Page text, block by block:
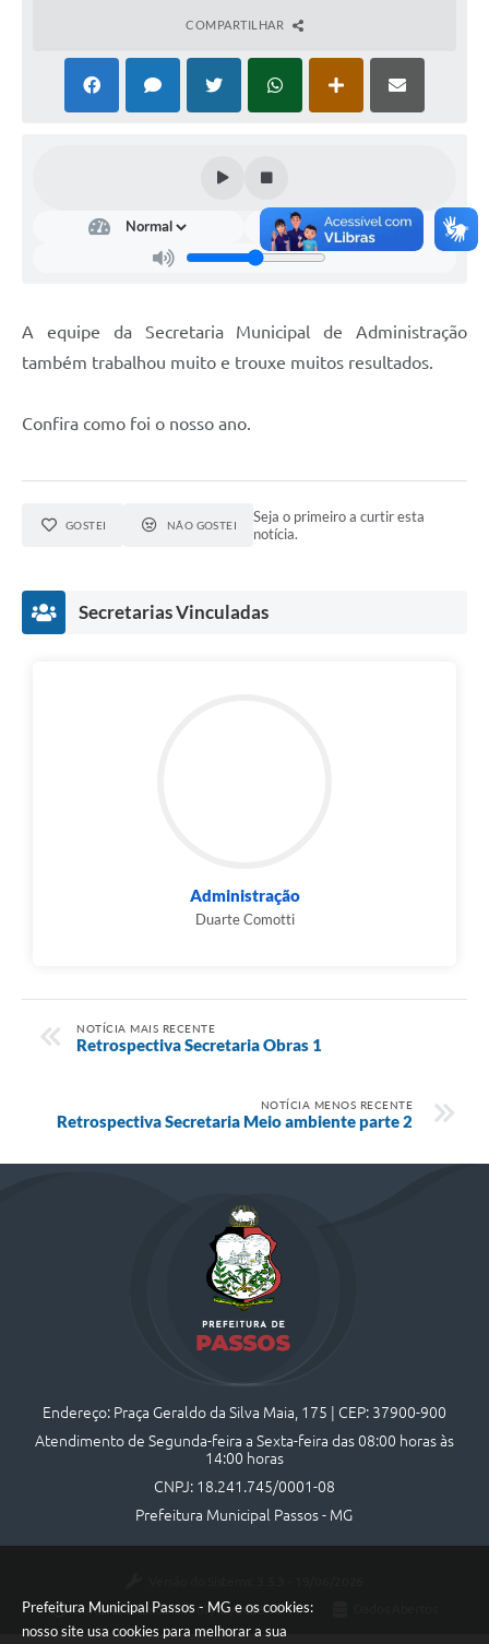
Prefeitura Municipal Passos - MG e os cookies:
nosso site usa cookies para melhorar a sua
COMPARTILHAR
A equipe da Secretaria Municipal de Administração
também trabalhou muito e trouxe muitos resultados.
Confira como foi o nosso ano.
GOSTEI NÃO GOSTEI
Seja o primeiro a curtir esta
notícia.
Secretarias Vinculadas
Administração
Duarte Comotti
NOTÍCIA MAIS RECENTE
Retrospectiva Secretaria Obras 1
NOTÍCIA MENOS RECENTE
Retrospectiva Secretaria Meio ambiente parte 2
Endereço: Praça Geraldo da Silva Maia, 175 | CEP: 37900-900
Atendimento de Segunda-feira a Sexta-feira das 08:00 horas às
14:00 horas
CNPJ: 18.241.745/0001-08
Prefeitura Municipal Passos - MG
Portal atualizado em: 07/08/2026 10:44